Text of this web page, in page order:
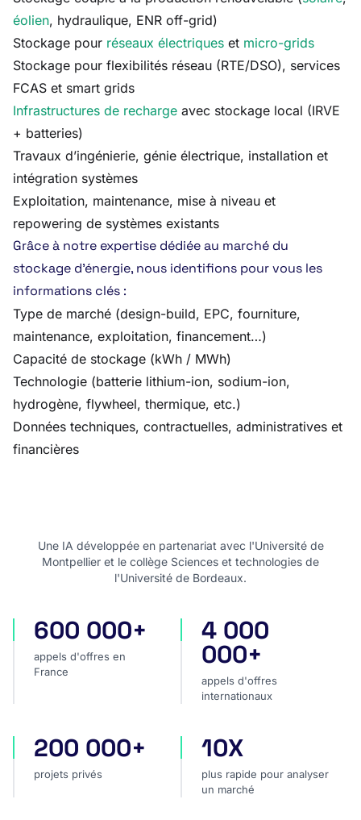
éolien, hydraulique, ENR off-grid)
Stockage pour réseaux électriques et micro-grids
Stockage pour flexibilités réseau (RTE/DSO), services
FCAS et smart grids
Infrastructures de recharge avec stockage local (IRVE
+ batteries)
Travaux d’ingénierie, génie électrique, installation et
intégration systèmes
Exploitation, maintenance, mise à niveau et
repowering de systèmes existants
Grâce à notre expertise dédiée au marché du
stockage d’énergie, nous identifions pour vous les
informations clés :
Type de marché (design-build, EPC, fourniture,
maintenance, exploitation, financement…)
Capacité de stockage (kWh / MWh)
Technologie (batterie lithium-ion, sodium-ion,
hydrogène, flywheel, thermique, etc.)
Données techniques, contractuelles, administratives et
financières
Une IA développée en partenariat avec l'Université de
Montpellier et le collège Sciences et technologies de
l'Université de Bordeaux.
appels d'offres en France
600 000+
appels d'offres en
France
appels d'offres
4 000
000+
appels d'offres
internationaux
projets privés
200 000+
projets privés
plus rapide pour analyser
10X
plus rapide pour analyser
un marché